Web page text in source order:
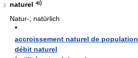
3
naturel
Natur-; natürlich
*
accroissement naturel de population
débit naturel